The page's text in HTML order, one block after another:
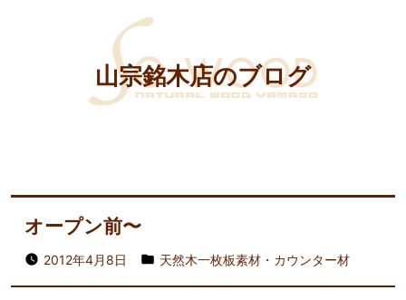
山宗銘木店のブログ
オープン前〜
2012年4月8日 天然木一枚板素材・カウンター材